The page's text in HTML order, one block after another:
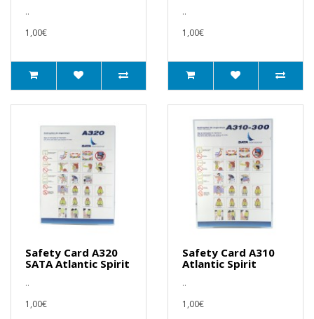
..
1,00€
..
1,00€
Safety Card A320
SATA Atlantic Spirit
..
1,00€
Safety Card A310
Atlantic Spirit
..
1,00€